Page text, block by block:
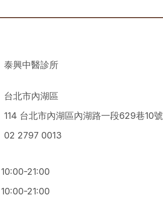
泰興中醫診所
台北市內湖區
114 台北市內湖區內湖路一段629巷10號
02 2797 0013
10:00-21:00
10:00-21:00